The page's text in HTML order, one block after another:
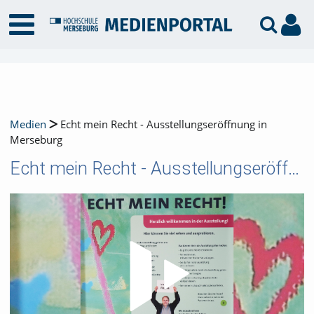
Medien
Echt mein Recht - Ausstellungseröffnung in
Merseburg
Echt mein Recht - Ausstellungseröffnung in Merseburg